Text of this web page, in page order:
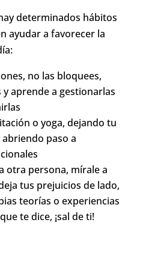
determinados hábitos
ayudar a favorecer la
no las bloquees,
aprende a gestionarlas
o yoga, dejando tu
paso a
otra persona, mírale a
tus prejuicios de lado,
teorías o experiencias
te dice, ¡sal de ti!